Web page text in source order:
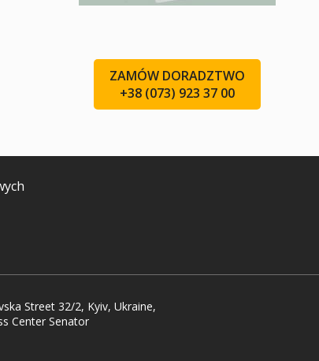
ZAMÓW DORADZTWO
+38 (073) 923 37 00
Street 32/2, Kyiv, Ukraine,
Center Senator